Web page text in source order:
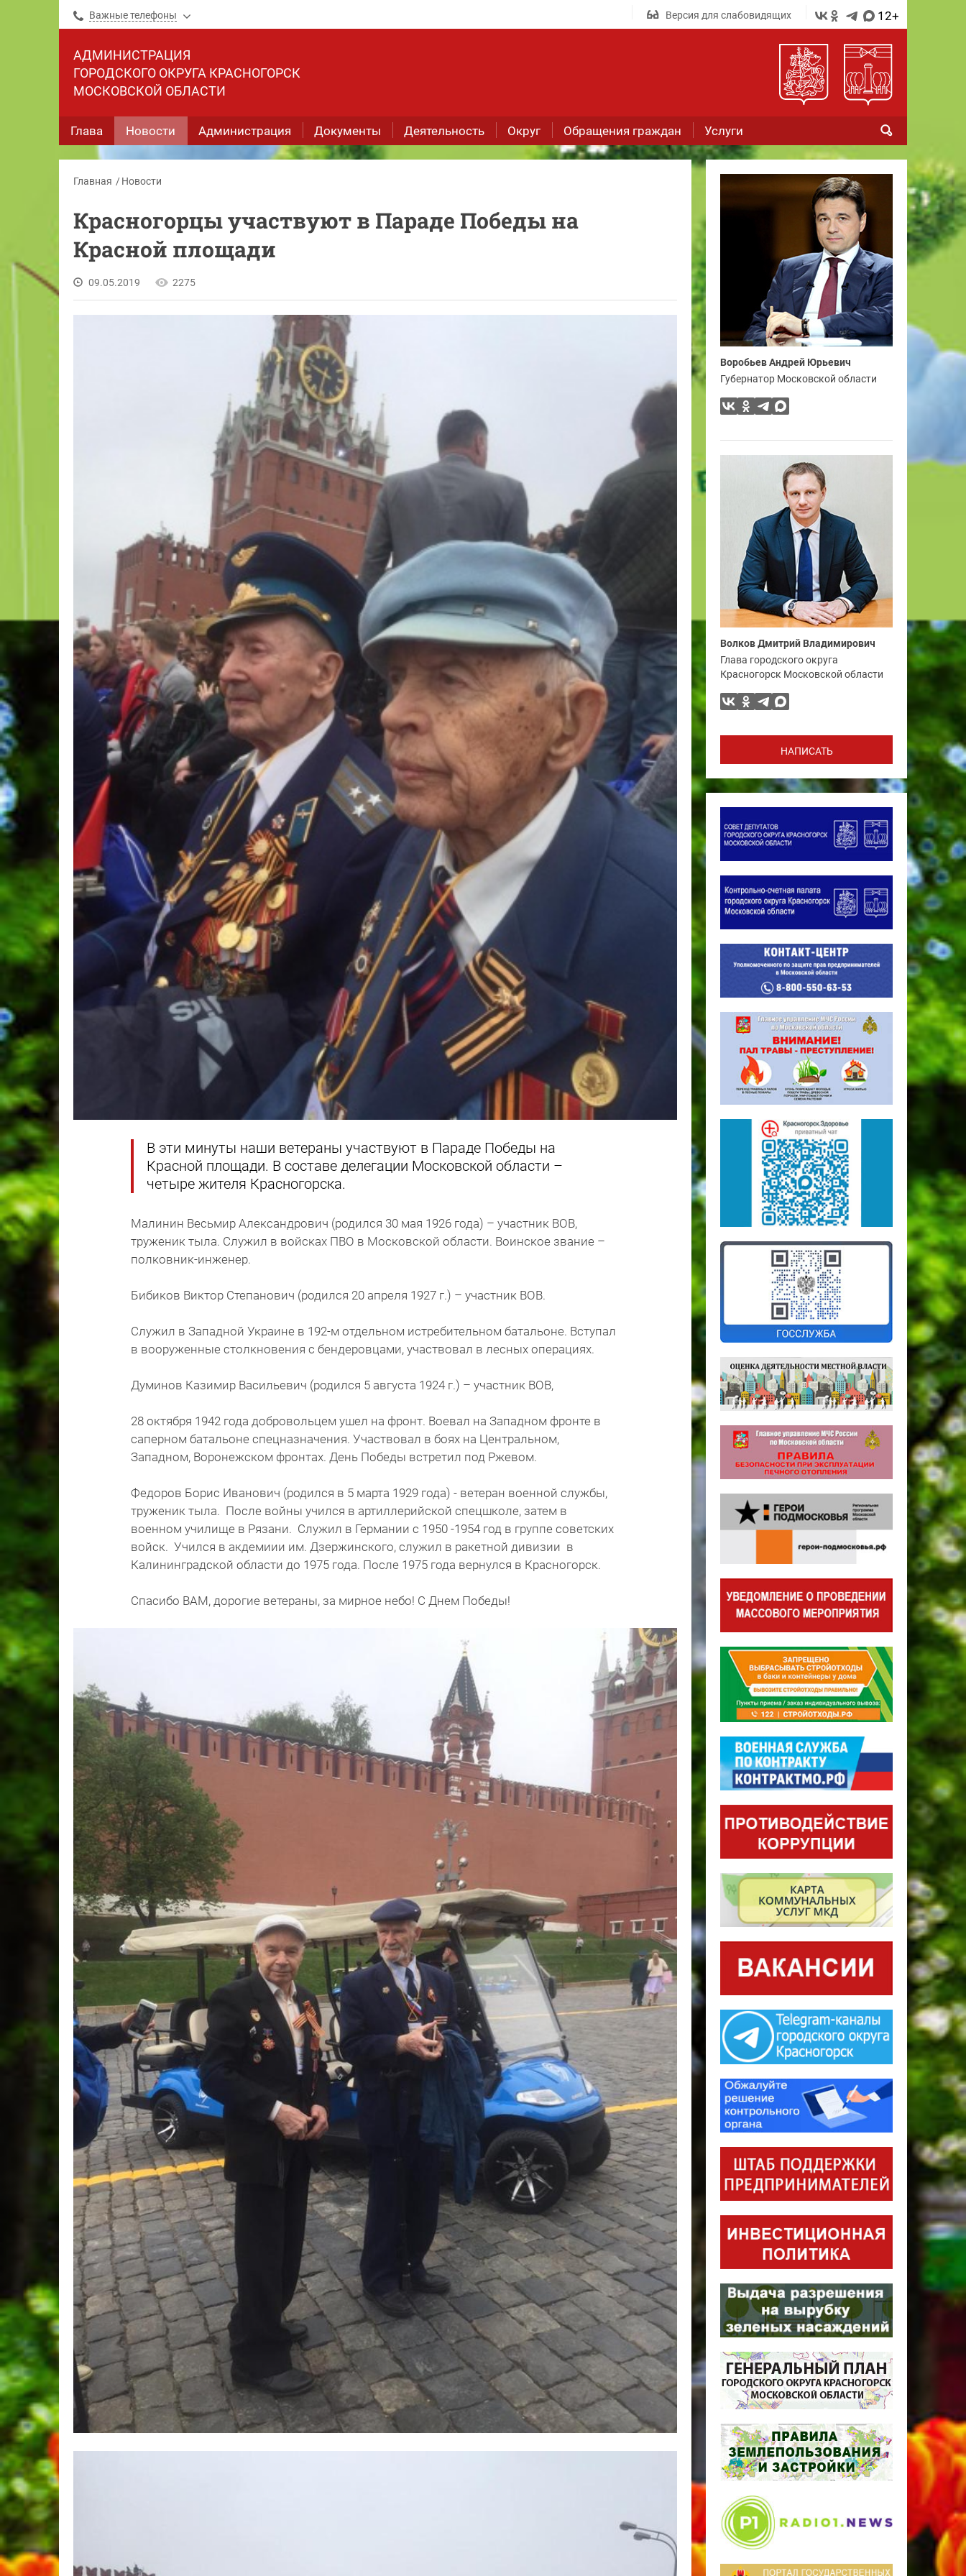
Важные телефоны Версия для слабовидящих 12+
АДМИНИСТРАЦИЯ
ГОРОДСКОГО ОКРУГА КРАСНОГОРСК
МОСКОВСКОЙ ОБЛАСТИ
Глава Новости Администрация Документы Деятельность Округ Обращения граждан Услуги
Главная Новости
Красногорцы участвуют в Параде Победы на
Красной площади
09.05.2019 2275
В эти минуты наши ветераны участвуют в Параде Победы на
Красной площади. В составе делегации Московской области –
четыре жителя Красногорска.
Малинин Весьмир Александрович (родился 30 мая 1926 года) – участник ВОВ,
труженик тыла. Служил в войсках ПВО в Московской области. Воинское звание –
полковник-инженер.
Бибиков Виктор Степанович (родился 20 апреля 1927 г.) – участник ВОВ.
Служил в Западной Украине в 192-м отдельном истребительном батальоне. Вступал
в вооруженные столкновения с бендеровцами, участвовал в лесных операциях.
Думинов Казимир Васильевич (родился 5 августа 1924 г.) – участник ВОВ,
28 октября 1942 года добровольцем ушел на фронт. Воевал на Западном фронте в
саперном батальоне спецназначения. Участвовал в боях на Центральном,
Западном, Воронежском фронтах. День Победы встретил под Ржевом.
Федоров Борис Иванович (родился в 5 марта 1929 года) - ветеран военной службы,
труженик тыла. После войны учился в артиллерийской спецшколе, затем в
военном училище в Рязани. Служил в Германии с 1950 -1954 год в группе советских
войск. Учился в акдемиии им. Дзержинского, служил в ракетной дивизии в
Калининградской области до 1975 года. После 1975 года вернулся в Красногорск.
Спасибо ВАМ, дорогие ветераны, за мирное небо! С Днем Победы!
Воробьев Андрей Юрьевич
Губернатор Московской области
Волков Дмитрий Владимирович
Глава городского округа
Красногорск Московской области
НАПИСАТЬ